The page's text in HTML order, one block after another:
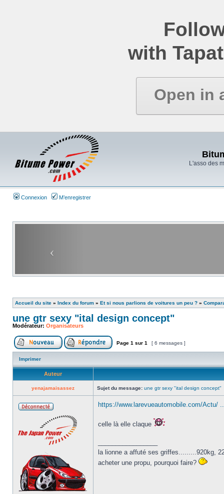
with
Open in
L'asso des
Connexion M’enregistrer
Accueil du site » Index du forum » Et si nous parlions de voitures un peu ? »
une gtr sexy "ital design concept"
Modérateur: Organisateurs
Page 1 sur 1 [ 6 messages ]
Imprimer
Auteur
yenajamaisassez Sujet du message: une gtr sexy "ital design concept"
https://www.larevueautomobile.com/Actu/
celle là elle claque
la lionne a affuté ses griffes.........920kg,
acheter une propu, pourquoi faire?